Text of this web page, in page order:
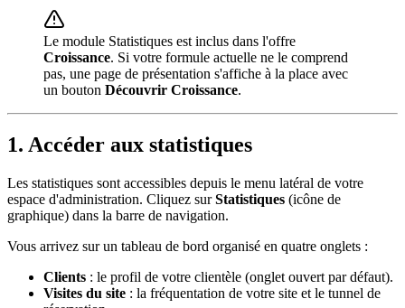
Le module Statistiques est inclus dans l'offre
Croissance. Si votre formule actuelle ne le comprend
pas, une page de présentation s'affiche à la place avec
un bouton Découvrir Croissance.
1. Accéder aux statistiques
Les statistiques sont accessibles depuis le menu latéral de votre
espace d'administration. Cliquez surStatistiques (icône de
graphique) dans la barre de navigation.
Vous arrivez sur un tableau de bord organisé en quatre onglets :
Clients : le profil de votre clientèle (onglet ouvert par défaut).
Visites du site : la fréquentation de votre site et le tunnel de